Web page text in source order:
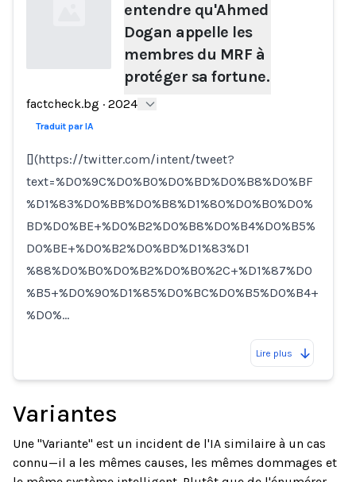
Loading...
entendre qu'Ahmed
Dogan appelle les
membres du MRF à
protéger sa fortune.
factcheck.bg · 2024
Traduit par IA
[](https://twitter.com/intent/tweet?
text=%D0%9C%D0%B0%D0%BD%D0%B8%D0%BF
%D1%83%D0%BB%D0%B8%D1%80%D0%B0%D0%
BD%D0%BE+%D0%B2%D0%B8%D0%B4%D0%B5%
D0%BE+%D0%B2%D0%BD%D1%83%D1
%88%D0%B0%D0%B2%D0%B0%2C+%D1%87%D0
%B5+%D0%90%D1%85%D0%BC%D0%B5%D0%B4+
%D0%…
Lire plus
Variantes
Une "Variante" est un incident de l'IA similaire à un cas
connu—il a les mêmes causes, les mêmes dommages et